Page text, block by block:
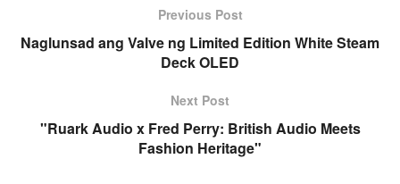
Previous Post
Naglunsad ang Valve ng Limited Edition White Steam
Deck OLED
Next Post
"Ruark Audio x Fred Perry: British Audio Meets
Fashion Heritage"